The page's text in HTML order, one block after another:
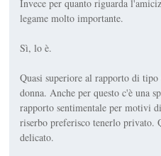
Invece per quanto riguarda
legame molto importante.
Sì, lo è.
Quasi superiore al rapporto di
donna. Anche per questo c'è una
rapporto sentimentale per motivi
riserbo preferisco tenerlo privato.
delicato.